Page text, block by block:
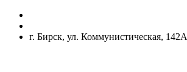
г. Бирск, ул. Коммунистическая, 142А